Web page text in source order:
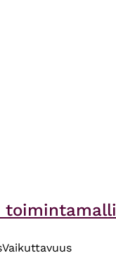
toimintamalli
Vaikuttavuus